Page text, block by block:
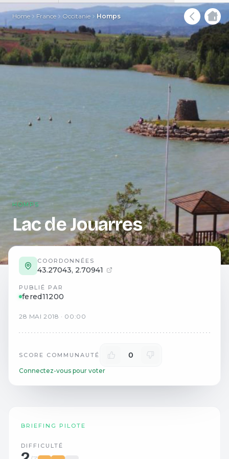
Home France Occitanie Homps
HOMPS
Lac de Jouarres
COORDONNÉES
43.27043, 2.70941
PUBLIÉ PAR
fered11200
28 MAI 2018 · 00:00
SCORE COMMUNAUTÉ 0
Connectez-vous pour voter
BRIEFING PILOTE
DIFFICULTÉ